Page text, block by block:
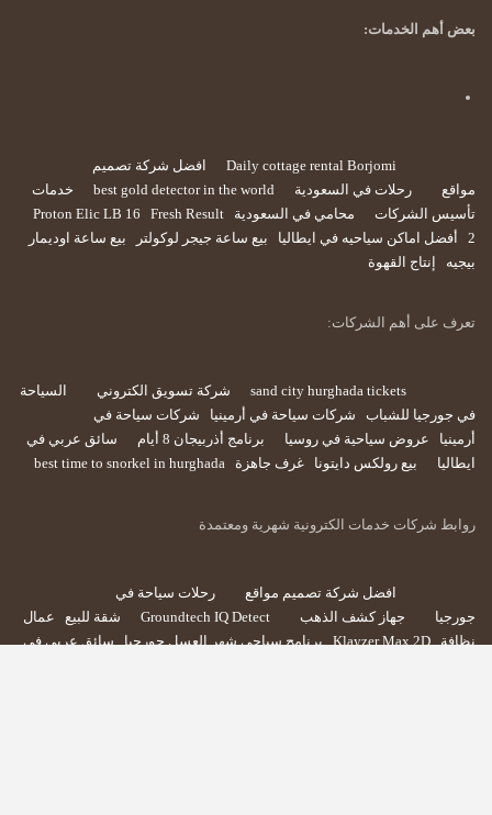
بعض أهم الخدمات:
Daily cottage rental Borjomi
افضل شركة تصميم
مواقع
رحلات في السعودية best gold detector in the world
خدمات
تأسيس الشركات
محامي في السعودية Proton Elic LB 16
Fresh Result
2
أفضل اماكن سياحيه في ايطاليا بيع ساعة جيجر لوكولتر
بيع ساعة اوديمار
بيجيه
إنتاج القهوة
تعرف على أهم الشركات:
sand city hurghada tickets شركة تسويق الكتروني
السياحة
في جورجيا للشباب
شركات سياحة في أرمينيا
شركات سياحة في
أرمينيا
عروض سياحية في روسيا برنامج أذربيجان 8 أيام
سائق عربي في
ايطاليا
بيع رولكس دايتونا غرف جاهزة best time to snorkel in hurghada
روابط شركات خدمات الكترونية شهرية ومعتمدة
افضل شركة تصميم مواقع
رحلات سياحة في
جورجيا
جهاز كشف الذهب Groundtech IQ Detect شقة للبيع
عمال
نظافة
Klayzer Max 2D برنامج سياحي شهر العسل جورجيا
سائق عربي في